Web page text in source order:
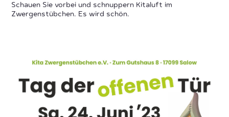
Schauen Sie vorbei und schnuppern Kitaluft im
Zwergenstübchen. Es wird schön.